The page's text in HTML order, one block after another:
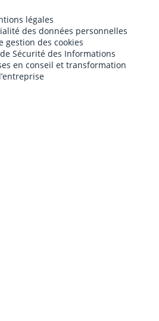
légales
des données personnelles
gestion des cookies
Sécurité des Informations
en conseil et transformation